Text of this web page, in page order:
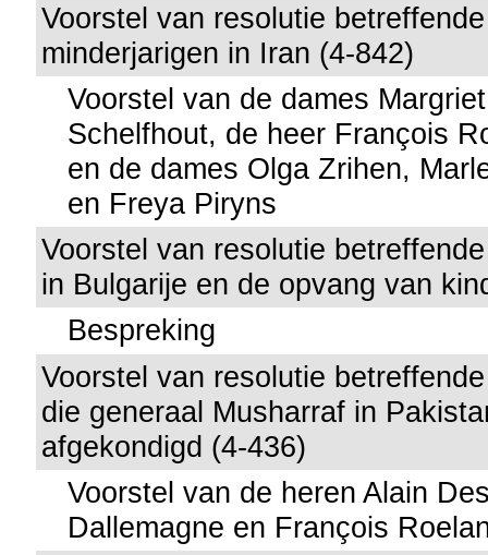
Voorstel van resolutie
minderjarigen in Iran (4-842)
Voorstel van de dames
Schelfhout, de heer François
en de dames Olga Zrihen,
en Freya Piryns
Voorstel van resolutie
in Bulgarije en de opvang van
Bespreking
Voorstel van resolutie
die generaal Musharraf in
afgekondigd (4-436)
Voorstel van de heren Alain
Dallemagne en François